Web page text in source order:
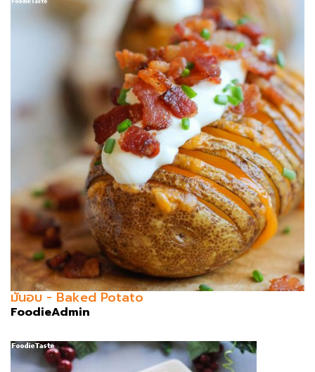
มันอบ - Baked Potato
FoodieAdmin